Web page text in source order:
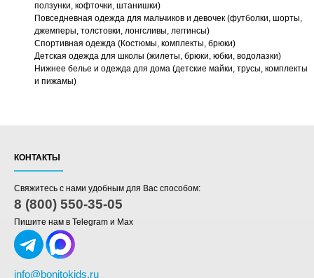
ползунки, кофточки, штанишки)
Повседневная одежда для мальчиков и девочек (футболки, шорты,
джемперы, толстовки, лонгсливы, леггинсы)
Спортивная одежда (Костюмы, комплекты, брюки)
Детская одежда для школы (жилеты, брюки, юбки, водолазки)
Нижнее белье и одежда для дома (детские майки, трусы, комплекты
и пижамы)
КОНТАКТЫ
Свяжитесь с нами удобным для Вас способом:
8 (800) 550-35-05
Пишите нам в Telegram и Max
info@bonitokids.ru